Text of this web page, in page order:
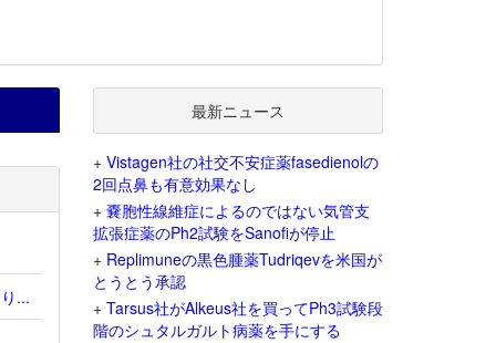
...
最新ニュース
+ Vistagen社の社交不安症薬fasedienolの
2回点鼻も有意効果なし
+ 嚢胞性線維症によるのではない気管支
拡張症薬のPh2試験をSanofiが停止
+ Replimuneの黒色腫薬Tudriqevを米国が
とうとう承認
+ Tarsus社がAlkeus社を買ってPh3試験段
階のシュタルガルト病薬を手にする